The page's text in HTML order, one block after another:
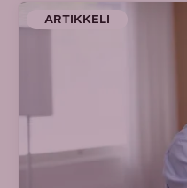
ARTIKKELI